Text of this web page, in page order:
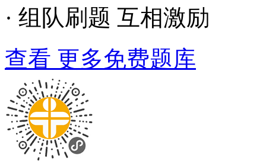
· 组队刷题 互相激励
查看 更多免费题库